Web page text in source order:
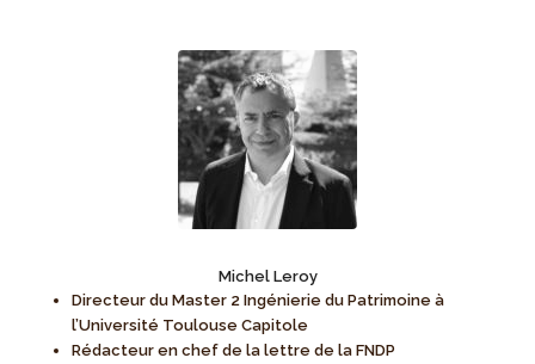
Michel Leroy
Directeur du Master 2 Ingénierie du Patrimoine à
l’Université Toulouse Capitole
Rédacteur en chef de la lettre de la FNDP